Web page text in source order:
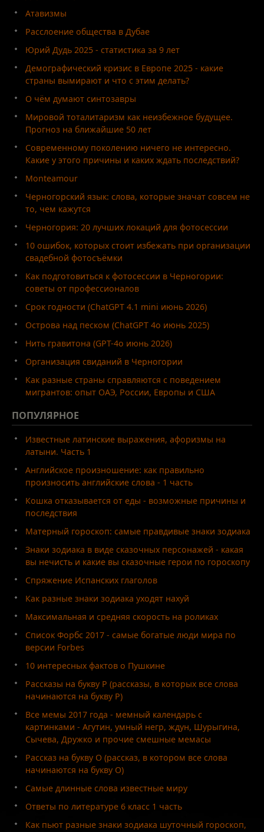
Атавизмы
Расслоение общества в Дубае
Юрий Дудь 2025 - статистика за 9 лет
Демографический кризис в Европе 2025 - какие
страны вымирают и что с этим делать?
О чём думают синтозавры
Мировой тоталитаризм как неизбежное будущее.
Прогноз на ближайшие 50 лет
Современному поколению ничего не интересно.
Какие у этого причины и каких ждать последствий?
Monteamour
Черногорский язык: слова, которые значат совсем не
то, чем кажутся
Черногория: 20 лучших локаций для фотосессии
10 ошибок, которых стоит избежать при организации
свадебной фотосъёмки
Как подготовиться к фотосессии в Черногории:
советы от профессионалов
Срок годности (ChatGPT 4.1 mini июнь 2026)
Острова над песком (ChatGPT 4o июнь 2025)
Нить гравитона (GPT-4o июнь 2026)
Организация свиданий в Черногории
Как разные страны справляются с поведением
мигрантов: опыт ОАЭ, России, Европы и США
ПОПУЛЯРНОЕ
Известные латинские выражения, афоризмы на
латыни. Часть 1
Английское произношение: как правильно
произносить английские слова - 1 часть
Кошка отказывается от еды - возможные причины и
последствия
Матерный гороскоп: самые правдивые знаки зодиака
Знаки зодиака в виде сказочных персонажей - какая
вы нечисть и какие вы сказочные герои по гороскопу
Спряжение Испанских глаголов
Как разные знаки зодиака уходят нахуй
Максимальная и средняя скорость на роликах
Список Форбс 2017 - самые богатые люди мира по
версии Forbes
10 интересных фактов о Пушкине
Рассказы на букву Р (рассказы, в которых все слова
начинаются на букву Р)
Все мемы 2017 года - мемный календарь с
картинками - Агутин, умный негр, ждун, Шурыгина,
Сычева, Дружко и прочие смешные мемасы
Рассказ на букву О (рассказ, в котором все слова
начинаются на букву О)
Самые длинные слова известные миру
Ответы по литературе 6 класс 1 часть
Как пьют разные знаки зодиака шуточный гороскоп,